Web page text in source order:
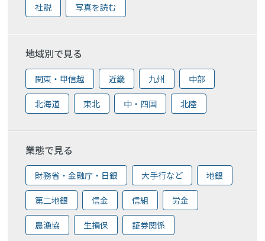
社説 写真を読む
地域別で見る
関東・甲信越 近畿 九州 中部
北海道 東北 中・四国 北陸
業態で見る
財務省・金融庁・日銀 大手行など 地銀
第二地銀 信金 信組 労金
農漁協 生損保 証券関係